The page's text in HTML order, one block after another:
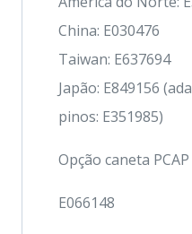
China: E030476
Taiwan: E637694
Japão: E849156
pinos: E351985)
Opção caneta
E066148